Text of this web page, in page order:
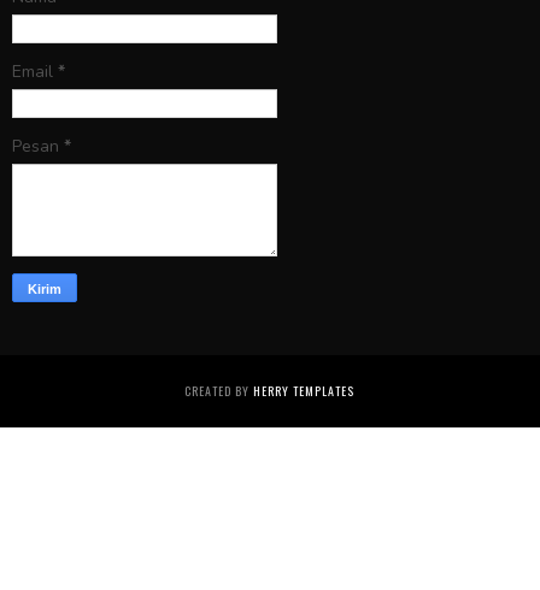
Email *
Pesan *
CREATED BYHERRY TEMPLATES